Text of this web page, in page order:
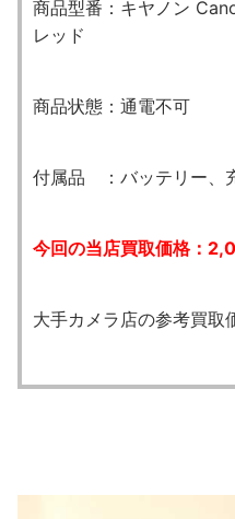
商品型番：キヤノン
レッド
商品状態：通電不可
付属品 ：バッテリー、
今回の当店買取価格：
大手カメラ店の参考買取